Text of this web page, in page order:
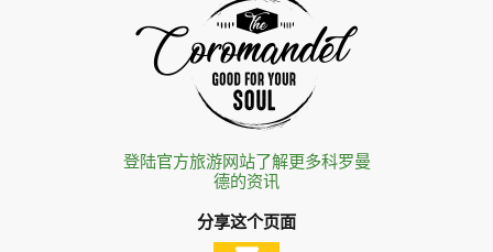
登陆官方旅游网站了解更多科罗曼
德的资讯
分享这个页面